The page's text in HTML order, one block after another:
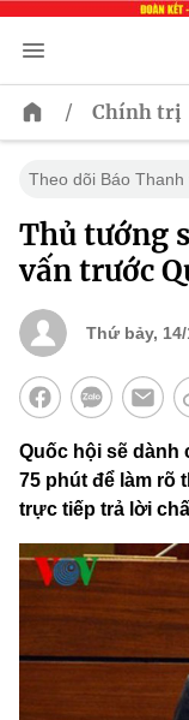
/ Chính trị
Theo dõi Báo Thanh
Thủ tướng
vấn trước
Thứ bảy,
Quốc hội sẽ dành
75 phút để làm rõ
trực tiếp trả lời